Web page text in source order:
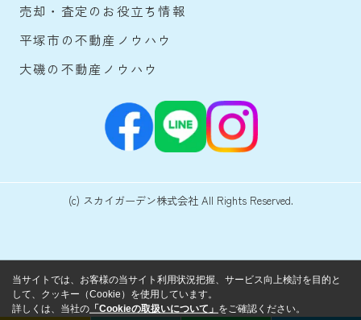
売却・査定のお役立ち情報
平塚市の不動産ノウハウ
大磯の不動産ノウハウ
(c) スカイガーデン株式会社 All Rights Reserved.
当サイトでは、お客様の当サイト利用状況把握、サービス向上検討を目的と
して、クッキー（Cookie）を使用しています。
詳しくは、当社の 「Cookieの取扱いについて」 をご確認ください。